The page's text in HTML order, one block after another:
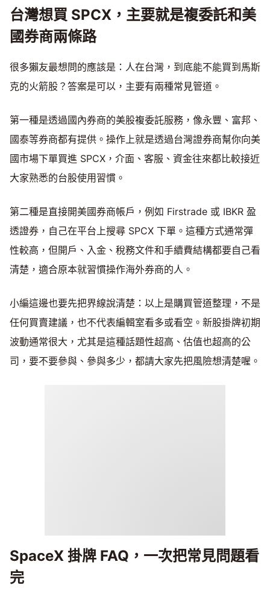
台灣想買 SPCX，主要就是複委託和美
國券商兩條路
很多獺友最想問的應該是：人在台灣，到底能不能買到馬斯
克的火箭股？答案是可以，主要有兩種常見管道。
第一種是透過國內券商的美股複委託服務，像永豐、富邦、
國泰等券商都有提供。操作上就是透過台灣證券商幫你向美
國市場下單買進 SPCX，介面、客服、資金往來都比較接近
大家熟悉的台股使用習慣。
第二種是直接開美國券商帳戶，例如 Firstrade 或 IBKR 盈
透證券，自己在平台上搜尋 SPCX 下單。這種方式通常彈
性較高，但開戶、入金、稅務文件和手續費結構都要自己看
清楚，適合原本就習慣操作海外券商的人。
小編這邊也要先把界線說清楚：以上是購買管道整理，不是
任何買賣建議，也不代表編輯室看多或看空。新股掛牌初期
波動通常很大，尤其是這種話題性超高、估值也超高的公
司，要不要參與、參與多少，都請大家先把風險想清楚喔。
SpaceX 掛牌 FAQ，一次把常見問題看
完